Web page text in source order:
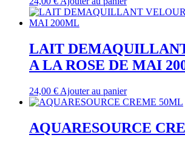
LAIT
A LA ROSE DE MAI
24,00 € Ajouter au panier
AQUARESOURCE